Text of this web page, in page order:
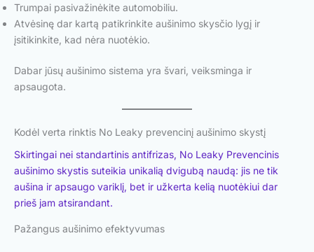
Trumpai pasivažinėkite automobiliu.
Atvėsinę dar kartą patikrinkite aušinimo skysčio lygį ir
įsitikinkite, kad nėra nuotėkio.
Dabar jūsų aušinimo sistema yra švari, veiksminga ir
apsaugota.
Kodėl verta rinktis No Leaky prevencinį aušinimo skystį
Skirtingai nei standartinis antifrizas, No Leaky Prevencinis
aušinimo skystis suteikia unikalią dvigubą naudą: jis ne tik
aušina ir apsaugo variklį, bet ir užkerta kelią nuotėkiui dar
prieš jam atsirandant.
Pažangus aušinimo efektyvumas